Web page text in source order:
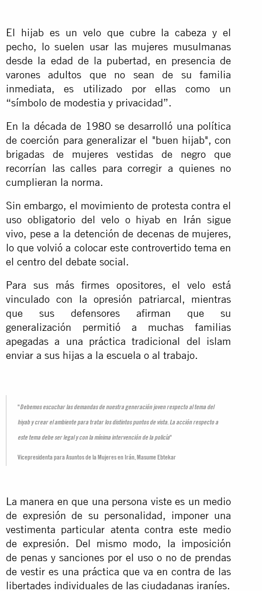
El hijab es un velo que cubre la cabeza y el
pecho, lo suelen usar las mujeres musulmanas
desde la edad de la pubertad, en presencia de
varones adultos que no sean de su familia
inmediata, es utilizado por ellas como un
“símbolo de modestia y privacidad”.
En la década de 1980 se desarrolló una política
de coerción para generalizar el "buen hijab", con
brigadas de mujeres vestidas de negro que
recorrían las calles para corregir a quienes no
cumplieran la norma.
Sin embargo, el movimiento de protesta contra el
uso obligatorio del velo o hiyab en Irán sigue
vivo, pese a la detención de decenas de mujeres,
lo que volvió a colocar este controvertido tema en
el centro del debate social.
Para sus más firmes opositores, el velo está
vinculado con la opresión patriarcal, mientras
que sus defensores afirman que su
generalización permitió a muchas familias
apegadas a una práctica tradicional del islam
enviar a sus hijas a la escuela o al trabajo.
"Debemos escuchar las demandas de nuestra generación joven respecto al tema del
hiyab y crear el ambiente para tratar los distintos puntos de vista. La acción respecto a
este tema debe ser legal y con la mínima intervención de la policía"
Vicepresidenta para Asuntos de la Mujeres en Irán, Masume Ebtekar
La manera en que una persona viste es un medio
de expresión de su personalidad, imponer una
vestimenta particular atenta contra este medio
de expresión. Del mismo modo, la imposición
de penas y sanciones por el uso o no de prendas
de vestir es una práctica que va en contra de las
libertades individuales de las ciudadanas iraníes.